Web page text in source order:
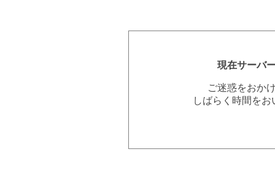
現在サーバ
ご迷惑をおか
しばらく時間を